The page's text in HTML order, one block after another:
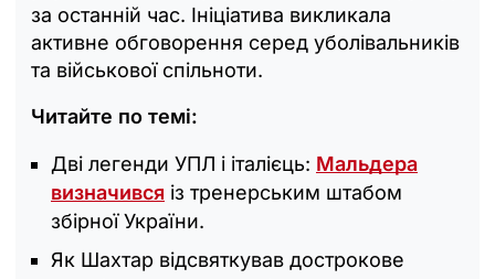
за останній час. Ініціатива викликала
активне обговорення серед уболівальників
та військової спільноти.
Читайте по темі:
Дві легенди УПЛ і італієць: Мальдера
визначився із тренерським штабом
збірної України.
Як Шахтар відсвяткував дострокове